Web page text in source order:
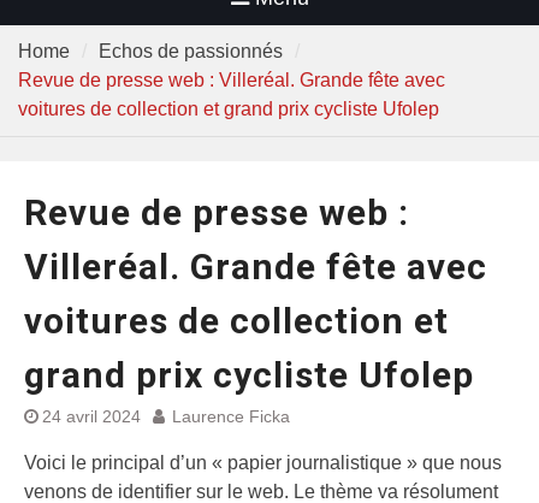
Home
Echos de passionnés
Revue de presse web : Villeréal. Grande fête avec
voitures de collection et grand prix cycliste Ufolep
Revue de presse web :
Villeréal. Grande fête avec
voitures de collection et
grand prix cycliste Ufolep
24 avril 2024 Laurence Ficka
Voici le principal d’un « papier journalistique » que nous
venons de identifier sur le web. Le thème va résolument